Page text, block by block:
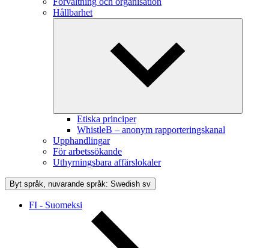
Hållbarhet
Etiska principer
WhistleB – anonym rapporteringskanal
Upphandlingar
För arbetssökande
Uthyrningsbara affärslokaler
Byt språk, nuvarande språk: Swedish sv
FI - Suomeksi